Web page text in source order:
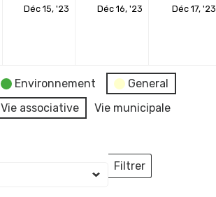
Déc 15, '23 Déc 16, '23 Déc 17, '23
Environnement
General
Vie associative
Vie municipale
Filtrer
Lieux